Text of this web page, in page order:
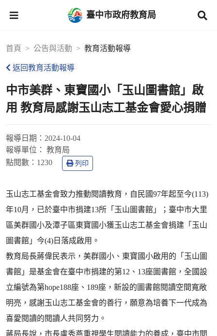
臺中市政府教育局
首頁 公告與活動 教育活動報導
返回教育活動報導
中市美群、東寶國小「玉山圖書館」啟
用 教育局感謝玉山志工基金會愛心捐贈
報導日期： 2024-10-04
報導單位：
教育局
點閱數： 1230 列印
玉山志工基金會致力推動閱讀教育，自民國97年起至今(113)
年10月，已於臺中市捐建13所「玉山圖書館」；臺中市大里
區美群國小及潭子區東寶國小獲玉山志工基金會捐建「玉山
圖書館」今(4)日落成啟用。
教育局長蔣偉民表示，美群國小、東寶國小啟用的「玉山圖
書館」是基金會在臺中市捐建的第12、13座圖書館，全國設
立編號為第hope188座、189座，新設的圖書館閱讀空間寬敞
明亮，感謝玉山志工基金會的善行，願意為培養下一代成為
喜愛閱讀的閱讀人共同努力。
蔣局長說，市長盧秀燕重視學生閱讀能力的養成，臺中市閱